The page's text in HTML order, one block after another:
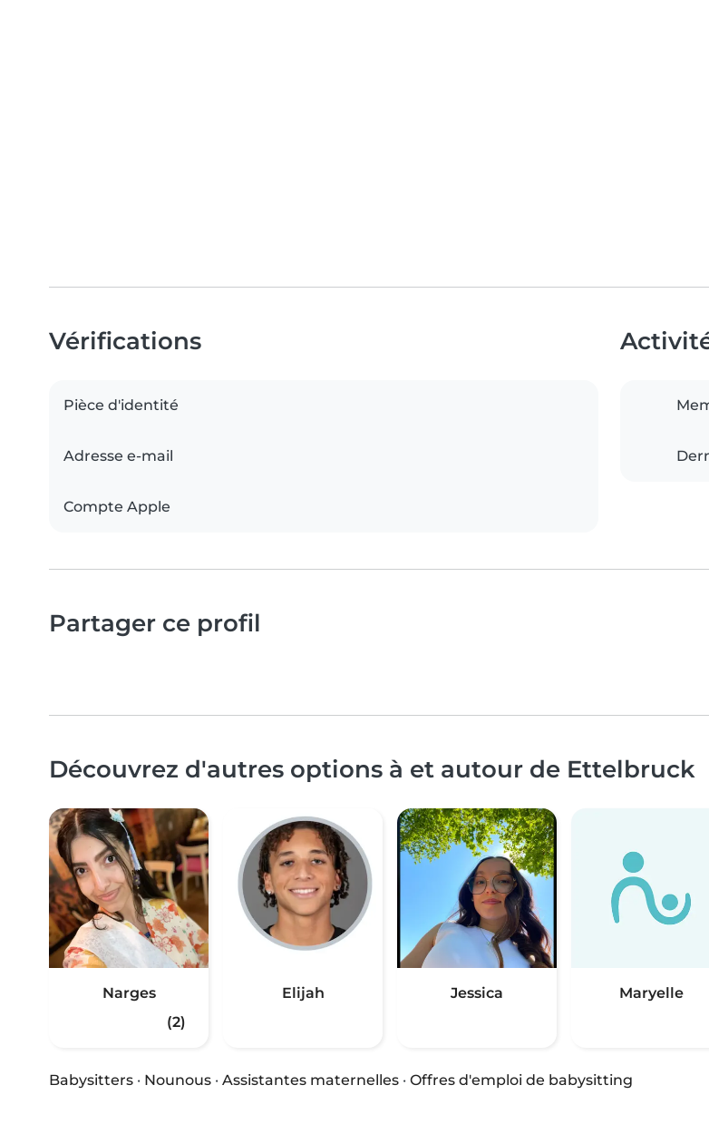
Vérifications
Pièce d'identité
Adresse e-mail
Compte Apple
Partager ce profil
Découvrez d'autres options à et autour de Ettelbruck
Narges
(2)
Elijah Jessica Maryelle
Babysitters · Nounous · Assistantes maternelles · Offres d'emploi de babysitting